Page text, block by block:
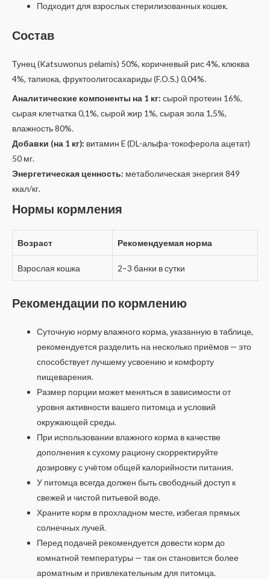
Подходит для взрослых стерилизованных кошек.
Состав
Тунец (Katsuwonus pelamis) 50%, коричневый рис 4%, клюква
4%, тапиока, фруктоолигосахариды (F.O.S.) 0,04%.
Аналитические компоненты на 1 кг: сырой протеин 16%,
сырая клетчатка 0,1%, сырой жир 1%, сырая зола 1,5%,
влажность 80%.
Добавки (на 1 кг): витамин E (DL-альфа-токоферола ацетат)
50 мг.
Энергетическая ценность: метаболическая энергия 849
ккал/кг.
Нормы кормления
Возраст Рекомендуемая норма
Взрослая кошка 2–3 банки в сутки
Рекомендации по кормлению
Суточную норму влажного корма, указанную в таблице,
рекомендуется разделить на несколько приёмов — это
способствует лучшему усвоению и комфорту
пищеварения.
Размер порции может меняться в зависимости от
уровня активности вашего питомца и условий
окружающей среды.
При использовании влажного корма в качестве
дополнения к сухому рациону скорректируйте
дозировку с учётом общей калорийности питания.
У питомца всегда должен быть свободный доступ к
свежей и чистой питьевой воде.
Храните корм в прохладном месте, избегая прямых
солнечных лучей.
Перед подачей рекомендуется довести корм до
комнатной температуры — так он становится более
ароматным и привлекательным для питомца.